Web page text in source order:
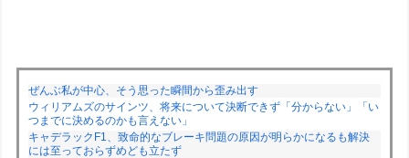
ぜんぶ私が中心、そう思った瞬間から歪み出す
ウィリアムズのサインツ、将来について決断できず「分からない」「い
つまでに決めるのかも言えない」
キャデラックF1、致命的なブレーキ問題の原因が明らかになるも解決
には至っておらずめども立たず